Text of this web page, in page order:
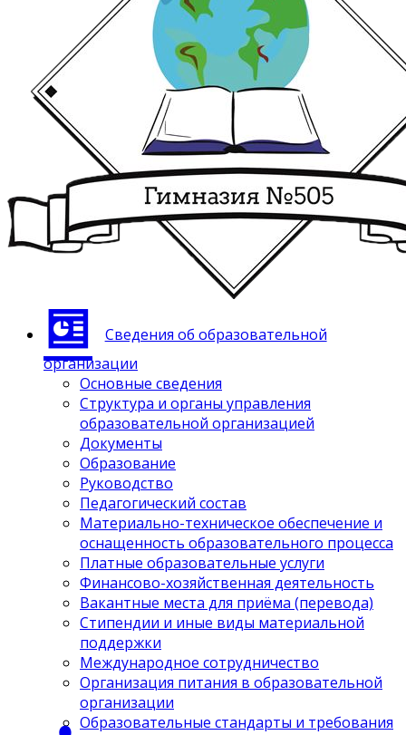
Сведения об образовательной
организации
Основные сведения
Структура и органы управления
образовательной организацией
Документы
Образование
Руководство
Педагогический состав
Материально-техническое обеспечение и
оснащенность образовательного процесса
Платные образовательные услуги
Финансово-хозяйственная деятельность
Вакантные места для приёма (перевода)
Стипендии и иные виды материальной
поддержки
Международное сотрудничество
Организация питания в образовательной
организации
Образовательные стандарты и требования